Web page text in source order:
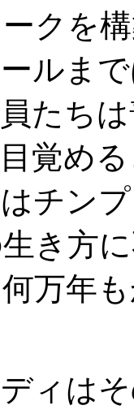
クを
ルま
たち
覚め
チン
き方
万年
ィは